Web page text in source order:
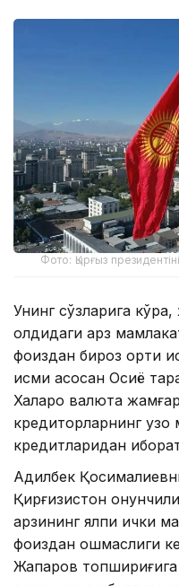
Фото: Қырғыз
Унинг сўзларига
олдидаги қарз
фоиздан бироз ортиқ
қисми асосан Осиё
Халқаро валюта
кредиторларнинг
кредитларидан
Адилбек
Қирғизистон
қарзининг ялпи ички
фоиздан ошмаслиги
Жапаров